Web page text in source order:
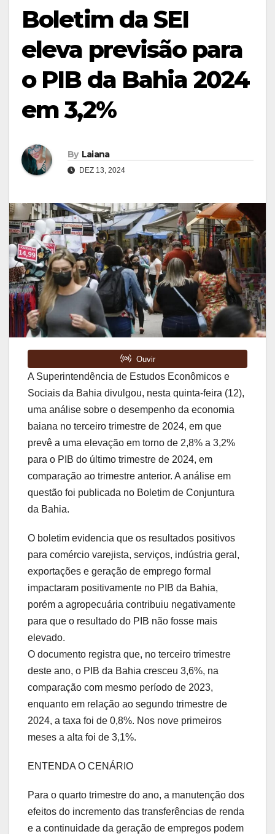
Boletim da SEI
eleva previsão para
o PIB da Bahia 2024
em 3,2%
By Laiana
DEZ 13, 2024
A Superintendência de Estudos Econômicos e
Sociais da Bahia divulgou, nesta quinta-feira (12),
uma análise sobre o desempenho da economia
baiana no terceiro trimestre de 2024, em que
prevê a uma elevação em torno de 2,8% a 3,2%
para o PIB do último trimestre de 2024, em
comparação ao trimestre anterior. A análise em
questão foi publicada no Boletim de Conjuntura
da Bahia.
O boletim evidencia que os resultados positivos
para comércio varejista, serviços, indústria geral,
exportações e geração de emprego formal
impactaram positivamente no PIB da Bahia,
porém a agropecuária contribuiu negativamente
para que o resultado do PIB não fosse mais
elevado.
O documento registra que, no terceiro trimestre
deste ano, o PIB da Bahia cresceu 3,6%, na
comparação com mesmo período de 2023,
enquanto em relação ao segundo trimestre de
2024, a taxa foi de 0,8%. Nos nove primeiros
meses a alta foi de 3,1%.
ENTENDA O CENÁRIO
Para o quarto trimestre do ano, a manutenção dos
efeitos do incremento das transferências de renda
e a continuidade da geração de empregos podem